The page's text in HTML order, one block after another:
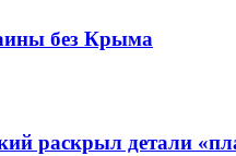
без Крыма
раскрыл детали